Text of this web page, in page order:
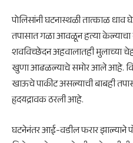
पोलिसांनी घटनास्थळी तात्काळ
तपासात गळा आवळून हत्या
शवविच्छेदन अहवालातही मुलाच्या
खुणा आढळल्याचे समोर आले आहे.
खाऊचे पाकीट असल्याची बाबही
हृदयद्रावक ठरली आहे.
घटनेनंतर आई-वडील फरार झाल्याने